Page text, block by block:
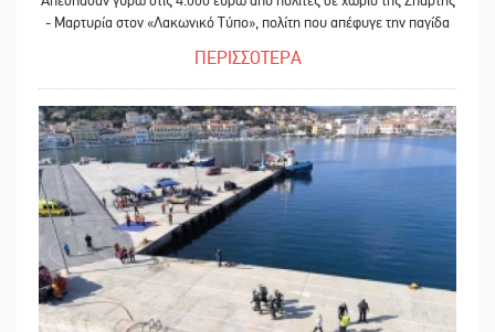
- Μαρτυρία στον «Λακωνικό Τύπο», πολίτη που απέφυγε την παγίδα
ΠΕΡΙΣΣΟΤΕΡΑ